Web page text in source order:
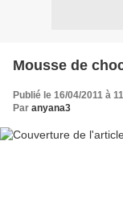
Mousse de
Publié le 16/04/2011 à
Par anyana3